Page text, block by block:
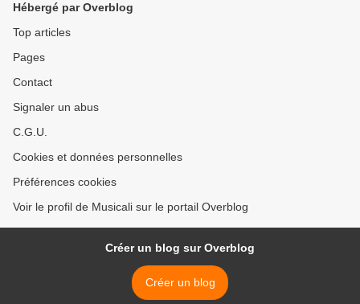
Hébergé par Overblog
Top articles
Pages
Contact
Signaler un abus
C.G.U.
Cookies et données personnelles
Préférences cookies
Voir le profil de Musicali sur le portail Overblog
Créer un blog sur Overblog
Créer un blog